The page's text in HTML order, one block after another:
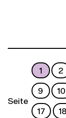
Seite
1 2
9
10
17
18